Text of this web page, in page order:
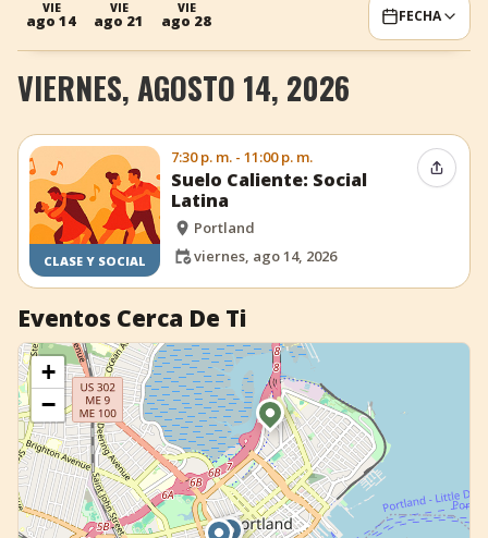
+ Añadir evento
VIE
ago 14
VIE
ago 21
VIE
ago 28 FECHA
VIERNES, AGOSTO 14, 2026
CLASE Y SOCIAL
7:30 p. m. - 11:00 p. m.
Suelo Caliente: Social
Latina
Portland
viernes, ago 14, 2026
Eventos Cerca De Ti
+
−